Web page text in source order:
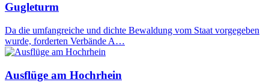
Gugleturm
Da die umfangreiche und dichte Bewaldung vom Staat vorgegeben
wurde, forderten Verbände A…
Ausflüge am Hochrhein